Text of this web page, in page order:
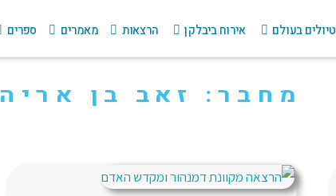
טיולים בעולם אירוח ביבלקן הרצאות מאמרים ספרים
מחבר: זאב בן אריה